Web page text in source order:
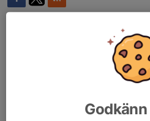
Tidigare nyheter